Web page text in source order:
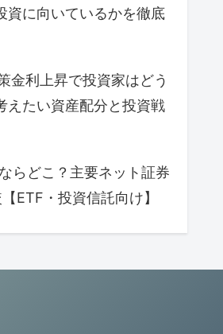
資に向いているかを徹底
金利上昇で投資家はどう
えたい資産配分と投資戦
らどこ？主要ネット証券
ETF・投資信託向け】